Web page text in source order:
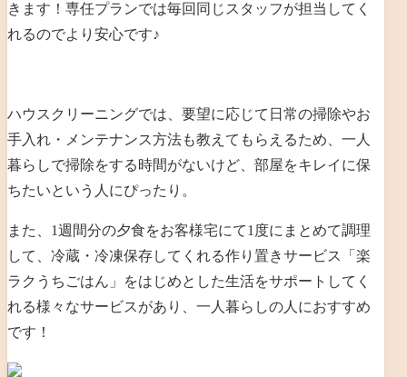
きます！専任プランでは毎回同じスタッフが担当してく
れるのでより安心です♪
ハウスクリーニングでは、要望に応じて日常の掃除やお
手入れ・メンテナンス方法も教えてもらえるため、一人
暮らしで掃除をする時間がないけど、部屋をキレイに保
ちたいという人にぴったり。
また、1週間分の夕食をお客様宅にて1度にまとめて調理
して、冷蔵・冷凍保存してくれる作り置きサービス「楽
ラクうちごはん」をはじめとした生活をサポートしてく
れる様々なサービスがあり、一人暮らしの人におすすめ
です！